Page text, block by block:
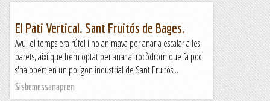
El Pati Vertical. Sant Fruitós de Bages.
Avui el temps era rúfol i no animava per anar a escalar a les
parets, així que hem optat per anar al rocòdrom que fa poc
s'ha obert en un polígon industrial de Sant Fruitós...
Sisbemessanapren